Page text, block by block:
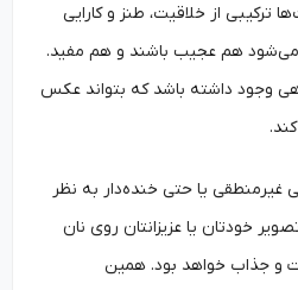
از خلاقیت، طنز و کارایی
هم عجیب باشند و هم مفید.
داشته باشد که بتواند عکس
یا حتی خنده‌دار به نظر
خودتان یا عزیزانتان روی نان
جذاب خواهد بود. همین